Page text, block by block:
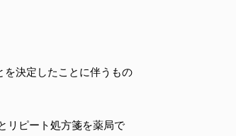
決定したことに伴うもの
リピート処方箋を薬局で